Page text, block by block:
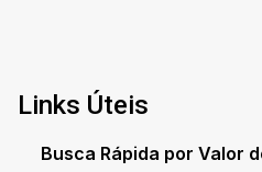
Links Úteis
Busca Rápida por Valor